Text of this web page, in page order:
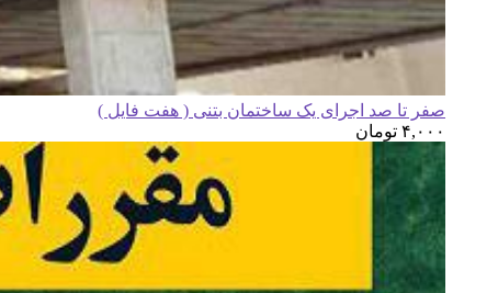
صفر تا صد اجرای یک ساختمان بتنی ( هفت فایل )
۴,۰۰۰ تومان